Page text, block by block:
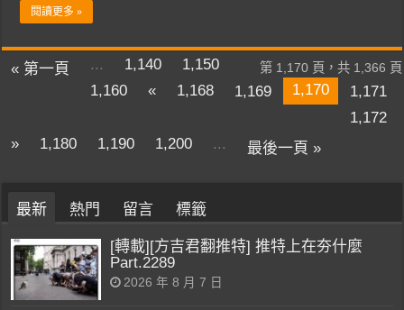
閱讀更多 »
第 1,170 頁，共 1,366 頁
« 第一頁 ... 1,140
1,150
1,160
« 1,168 1,169 1,170
1,171
1,172
»
1,180 1,190 1,200 ... 最後一頁 »
最新 熱門 留言 標籤
[轉載][方吉君翻推特] 推特上在夯什麼
Part.2289
2026 年 8 月 7 日